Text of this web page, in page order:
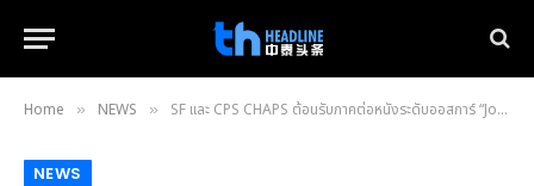
Home » NEWS » SF และ CPS CHAPS ต้อนรับภาคต่อหนังระดับออสการ์ “Joker: Folie À Deux” ดูหนังที่ เอส เอฟ ลุ้นรับเสื้อยืด “CPS CHAPS l THE JOKER & HARLEY QUINN COLLECTION”
NEWS